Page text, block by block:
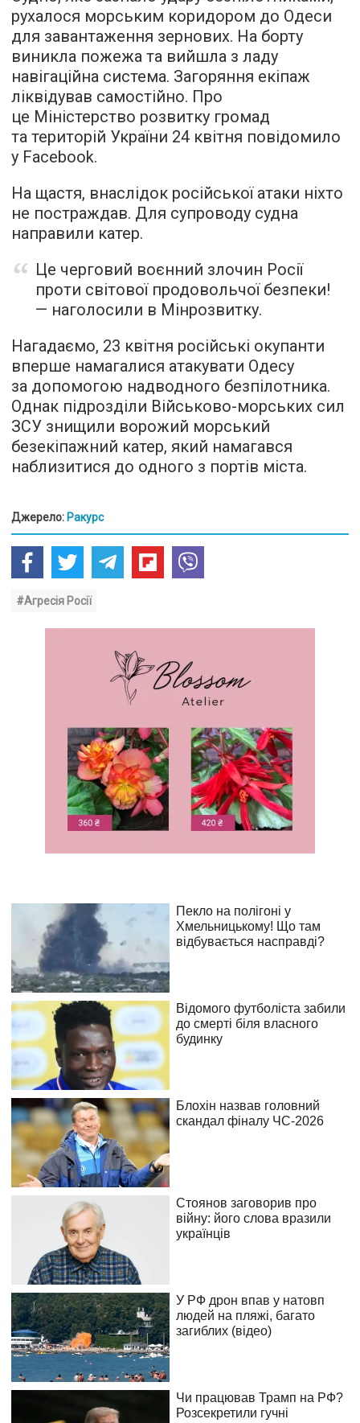
рухалося морським коридором до Одеси
для завантаження зернових. На борту
виникла пожежа та вийшла з ладу
навігаційна система. Загоряння екіпаж
ліквідував самостійно. Про
це Міністерство розвитку громад
та територій України 24 квітня повідомило
у Facebook.
На щастя, внаслідок російської атаки ніхто
не постраждав. Для супроводу судна
направили катер.
Це черговий воєнний злочин Росії
проти світової продовольчої безпеки!
— наголосили в Мінрозвитку.
Нагадаємо, 23 квітня російські окупанти
вперше намагалися атакувати Одесу
за допомогою надводного безпілотника.
Однак підрозділи Військово-морських сил
ЗСУ знищили ворожий морський
безекіпажний катер, який намагався
наблизитися до одного з портів міста.
Джерело: Ракурс
#Агресія Росії